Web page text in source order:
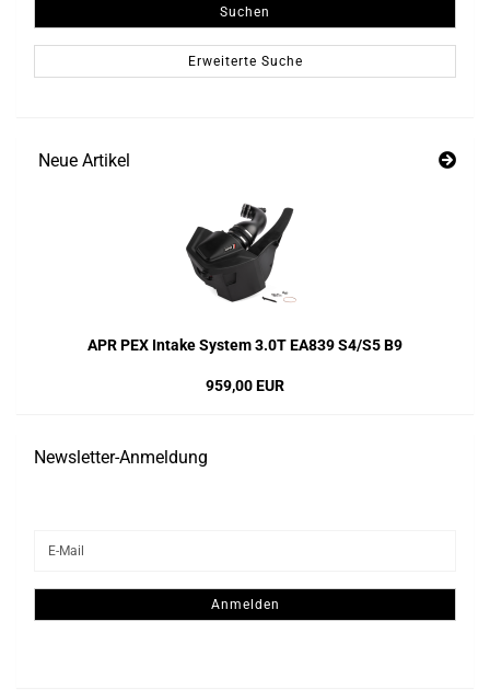
Suchen
Erweiterte Suche
Neue Artikel
APR PEX Intake System 3.0T EA839 S4/S5 B9
959,00 EUR
Newsletter-Anmeldung
ZUR
ANMELDUNG
E-
Anmelden